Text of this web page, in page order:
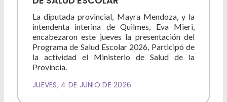
La diputada provincial, Mayra Mendoza, y la
intendenta interina de Quilmes, Eva Mieri,
encabezaron este jueves la presentación del
Programa de Salud Escolar 2026, Participó de
la actividad el Ministerio de Salud de la
Provincia.
JUEVES, 4 DE JUNIO DE 2026